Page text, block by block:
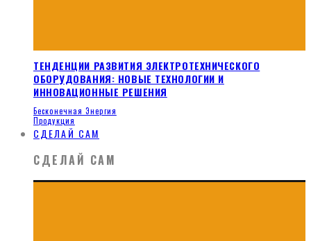
ТЕНДЕНЦИИ РАЗВИТИЯ ЭЛЕКТРОТЕХНИЧЕСКОГО
ОБОРУДОВАНИЯ: НОВЫЕ ТЕХНОЛОГИИ И
ИННОВАЦИОННЫЕ РЕШЕНИЯ
Бесконечная Энергия
Продукция
СДЕЛАЙ САМ
СДЕЛАЙ САМ